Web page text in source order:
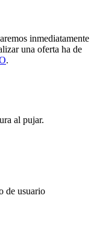
inmediatamente
una oferta ha de
.
al pujar.
de usuario